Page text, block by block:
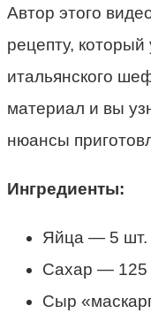
Автор этого
рецепту, который
итальянского
материал и вы
нюансы
Ингредиенты:
Яйца — 5 шт.
Сахар — 125
Сыр